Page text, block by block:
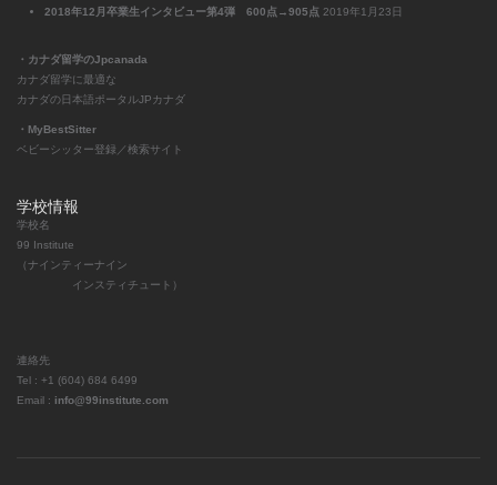
2018年12月卒業生インタビュー第4弾 600点→905点 2019年1月23日
・カナダ留学のJpcanada
カナダ留学に最適な
カナダの日本語ポータルJPカナダ
・MyBestSitter
ベビーシッター登録／検索サイト
学校情報
学校名
99 Institute
（ナインティーナイン
インスティチュート）
連絡先
Tel : +1 (604) 684 6499
Email : info@99institute.com